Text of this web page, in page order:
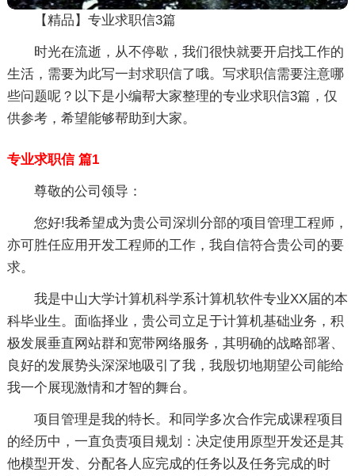
【精品】专业求职信3篇
时光在流逝，从不停歇，我们很快就要开启找工作的
生活，需要为此写一封求职信了哦。写求职信需要注意哪
些问题呢？以下是小编帮大家整理的专业求职信3篇，仅
供参考，希望能够帮助到大家。
专业求职信 篇1
尊敬的公司领导：
您好!我希望成为贵公司深圳分部的项目管理工程师，
亦可胜任应用开发工程师的工作，我自信符合贵公司的要
求。
我是中山大学计算机科学系计算机软件专业XX届的本
科毕业生。面临择业，贵公司立足于计算机基础业务，积
极发展垂直网站群和宽带网络服务，其明确的战略部署、
良好的发展势头深深地吸引了我，我殷切地期望公司能给
我一个展现激情和才智的舞台。
项目管理是我的特长。和同学多次合作完成课程项目
的经历中，一直负责项目规划：决定使用原型开发还是其
他模型开发、分配各人应完成的任务以及任务完成的时